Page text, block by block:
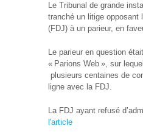
Le Tribunal de grande
tranché un litige opposant
(FDJ) à un parieur, en
Le parieur en question
« Parions Web », sur
plusieurs centaines de
ligne avec la FDJ.
La FDJ ayant refusé
l'article